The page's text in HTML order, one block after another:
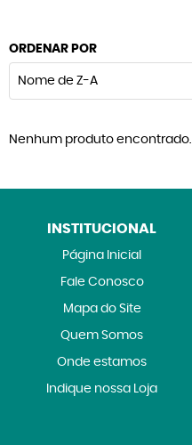
ORDENAR POR
Nome de Z-A
Nenhum produto encontrado.
INSTITUCIONAL
Página Inicial
Fale Conosco
Mapa do Site
Quem Somos
Onde estamos
Indique nossa Loja